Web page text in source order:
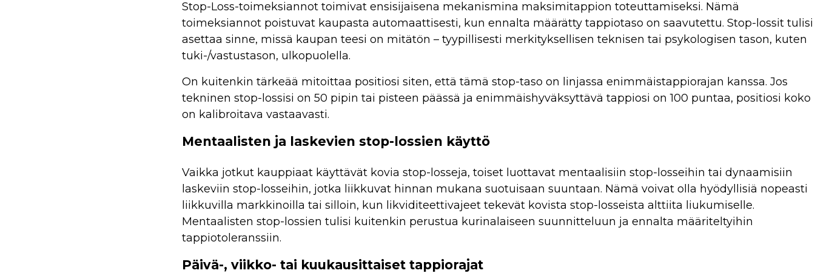
Stop-Loss-toimeksiannot toimivat ensisijaisena mekanismina maksimitappion toteuttamiseksi. Nämä
toimeksiannot poistuvat kaupasta automaattisesti, kun ennalta määrätty tappiotaso on saavutettu. Stop-lossit tulisi
asettaa sinne, missä kaupan teesi on mitätön – tyypillisesti merkityksellisen teknisen tai psykologisen tason, kuten
tuki-/vastustason, ulkopuolella.
On kuitenkin tärkeää mitoittaa positiosi siten, että tämä stop-taso on linjassa enimmäistappiorajan kanssa. Jos
tekninen stop-lossisi on 50 pipin tai pisteen päässä ja enimmäishyväksyttävä tappiosi on 100 puntaa, positiosi koko
on kalibroitava vastaavasti.
Mentaalisten ja laskevien stop-lossien käyttö
Vaikka jotkut kauppiaat käyttävät kovia stop-losseja, toiset luottavat mentaalisiin stop-losseihin tai dynaamisiin
laskeviin stop-losseihin, jotka liikkuvat hinnan mukana suotuisaan suuntaan. Nämä voivat olla hyödyllisiä nopeasti
liikkuvilla markkinoilla tai silloin, kun likviditeettivajeet tekevät kovista stop-losseista alttiita liukumiselle.
Mentaalisten stop-lossien tulisi kuitenkin perustua kurinalaiseen suunnitteluun ja ennalta määriteltyihin
tappiotoleranssiin.
Päivä-, viikko- tai kuukausittaiset tappiorajat